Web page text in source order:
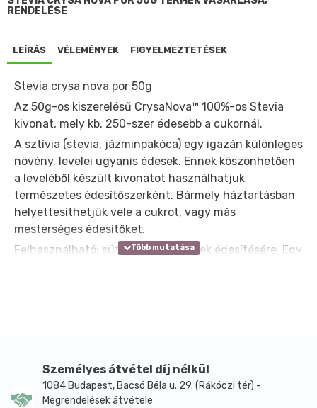
RENDELÉSE
LEÍRÁS VÉLEMÉNYEK FIGYELMEZTETÉSEK
Stevia crysa nova por 50g
Az 50g-os kiszerelésű CrysaNova™ 100%-os Stevia
kivonat, mely kb. 250-szer édesebb a cukornál.
A sztívia (stevia, jázminpakóca) egy igazán különleges
növény, levelei ugyanis édesek. Ennek köszönhetően
a leveléből készült kivonatot használhatjuk
természetes édesítőszerként. Bármely háztartásban
helyettesíthetjük vele a cukrot, vagy más
mesterséges édesítőket.
Felhasználható: sütemények, krémek édesítésére. Egy
Személyes átvétel díj nélkül
1084 Budapest, Bacsó Béla u. 29. (Rákóczi tér) -
Megrendelések átvétele